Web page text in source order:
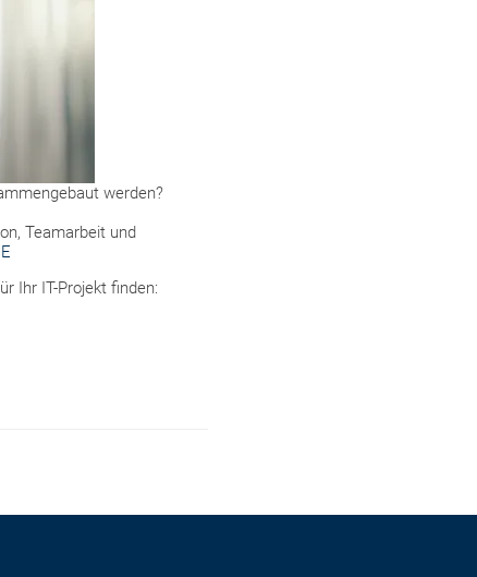
werden?
Teamarbeit und
Ihr IT-Projekt finden: